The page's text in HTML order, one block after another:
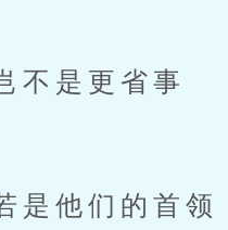
不是更省事
他们的首领